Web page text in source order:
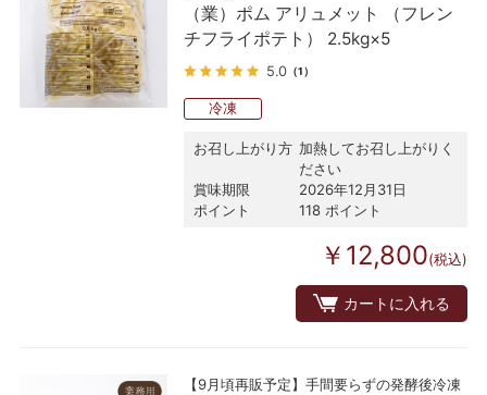
（業）ポム アリュメット （フレン
チフライポテト） 2.5kg×5
5.0 （1）
冷凍
お召し上がり方 加熱してお召し上がりく
ださい
賞味期限
2026年12月31日
ポイント
118 ポイント
￥12,800(税込)
カートに入れる
【9月頃再販予定】手間要らずの発酵後冷凍